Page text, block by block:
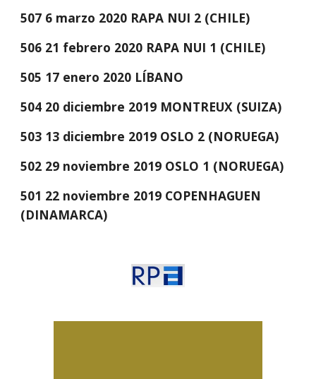
507 6 marzo 2020 RAPA NUI 2 (CHILE)
506 21 febrero 2020 RAPA NUI 1 (CHILE)
505 17 enero 2020 LÍBANO
504 20 diciembre 2019 MONTREUX (SUIZA)
503 13 diciembre 2019 OSLO 2 (NORUEGA)
502 29 noviembre 2019 OSLO 1 (NORUEGA)
501 22 noviembre 2019 COPENHAGUEN
(DINAMARCA)